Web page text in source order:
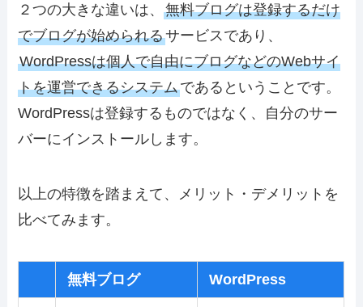
２つの大きな違いは、無料ブログは登録するだけ
でブログが始められるサービス であり、
WordPressは個人で自由にブログなどのWebサイ
トを運営できるシステムであるということです。
WordPressは登録するものではなく、自分のサー
バーにインストールします。
以上の特徴を踏まえて、メリット・デメリットを
比べてみます。
無料ブログ WordPress